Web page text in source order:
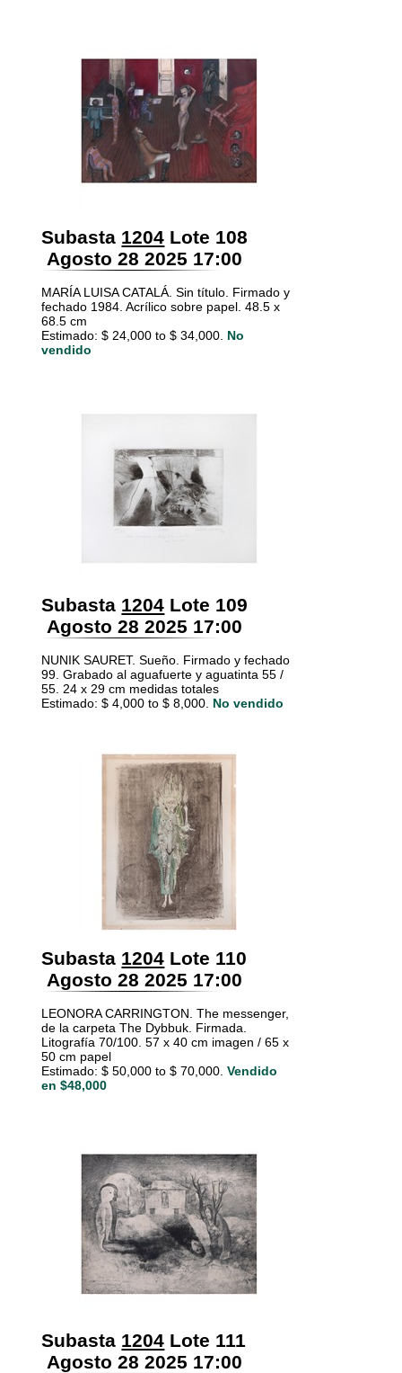
Subasta 1204 Lote 108
Agosto 28 2025 17:00
MARÍA LUISA CATALÁ. Sin título. Firmado y
fechado 1984. Acrílico sobre papel. 48.5 x
68.5 cm
Estimado: $ 24,000 to $ 34,000. No
vendido
Subasta 1204 Lote 109
Agosto 28 2025 17:00
NUNIK SAURET. Sueño. Firmado y fechado
99. Grabado al aguafuerte y aguatinta 55 /
55. 24 x 29 cm medidas totales
Estimado: $ 4,000 to $ 8,000. No vendido
Subasta 1204 Lote 110
Agosto 28 2025 17:00
LEONORA CARRINGTON. The messenger,
de la carpeta The Dybbuk. Firmada.
Litografía 70/100. 57 x 40 cm imagen / 65 x
50 cm papel
Estimado: $ 50,000 to $ 70,000. Vendido
en $48,000
Subasta 1204 Lote 111
Agosto 28 2025 17:00